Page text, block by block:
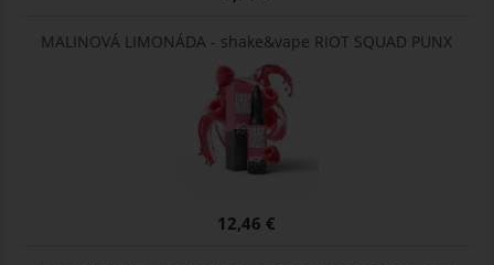
MALINOVÁ LIMONÁDA - shake&vape RIOT SQUAD PUNX
12,46 €